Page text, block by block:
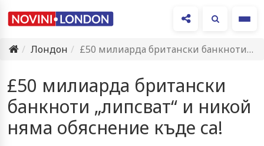
Лондон
£50 милиарда британски банкноти „липсват“ и никой няма обяснение къде…
£50 милиарда британски
банкноти „липсват“ и никой
няма обяснение къде са!